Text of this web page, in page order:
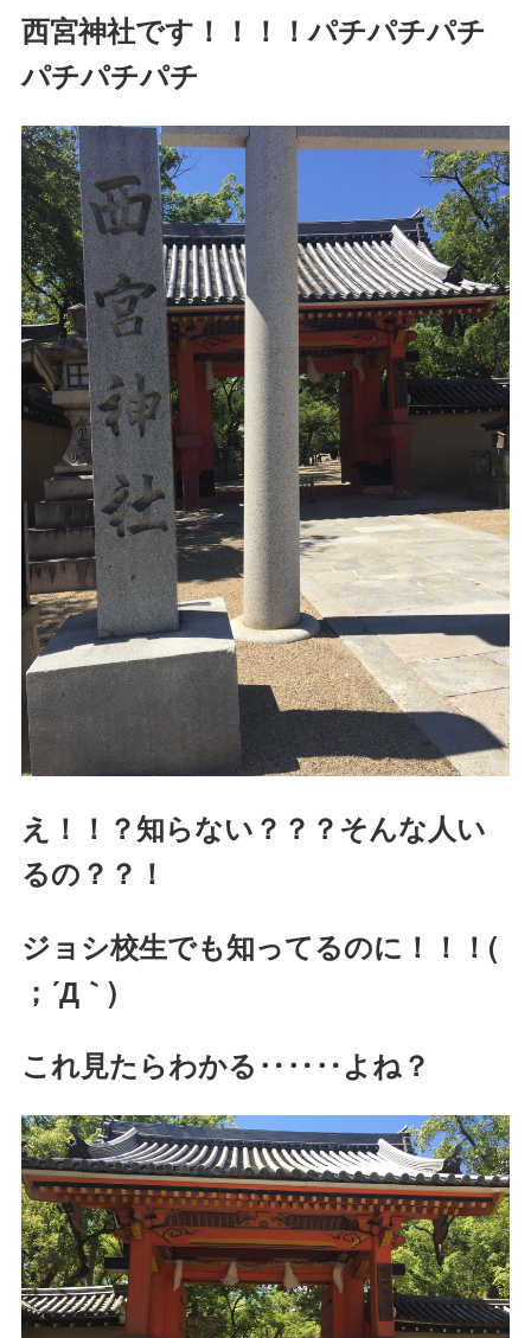
西宮神社です！！！！パチパチパチ
パチパチパチ
え！！？知らない？？？そんな人い
るの？？！
ジョシ校生でも知ってるのに！！！(
；´Д｀)
これ見たらわかる‥‥‥よね？